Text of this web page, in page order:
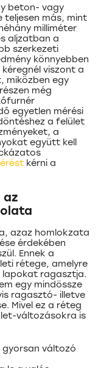
beton- vagy
teljesen más, mint
milliméter
aljzatban a
szerkezeti
könnyebben
viszont a
miközben egy
még
egyetlen mérési
a felület
a
együtt kell
kérni a
az
azaz homlokzata
érdekében
Ennek a
rétege, amelyre
lapokat ragasztja.
egy mindössze
ragasztó- illetve
Mivel ez a réteg
változásokra is
gyorsan változó